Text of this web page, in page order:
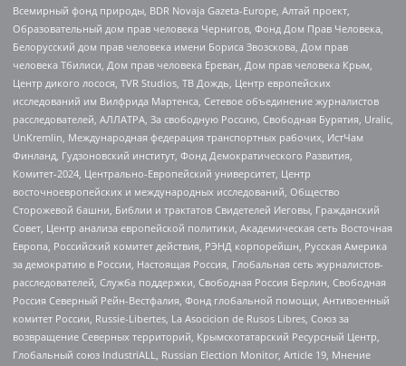
Всемирный фонд природы, BDR Novaja Gazeta-Europe, Алтай проект,
Образовательный дом прав человека Чернигов, Фонд Дом Прав Человека,
Белорусский дом прав человека имени Бориса Звозскова, Дом прав
человека Тбилиси, Дом прав человека Ереван, Дом прав человека Крым,
Центр дикого лосося, TVR Studios, ТВ Дождь, Центр европейских
исследований им Вилфрида Мартенса, Сетевое объединение журналистов
расследователей, АЛЛАТРА, За свободную Россию, Свободная Бурятия, Uralic,
UnKremlin, Международная федерация транспортных рабочих, ИстЧам
Финланд, Гудзоновский институт, Фонд Демократического Развития,
Комитет-2024, Центрально-Европейский университет, Центр
восточноевропейских и международных исследований, Общество
Сторожевой башни, Библии и трактатов Свидетелей Иеговы, Гражданский
Совет, Центр анализа европейской политики, Академическая сеть Восточная
Европа, Российский комитет действия, РЭНД корпорейшн, Русская Америка
за демократию в России, Настоящая Россия, Глобальная сеть журналистов-
расследователей, Служба поддержки, Свободная Россия Берлин, Свободная
Россия Северный Рейн-Вестфалия, Фонд глобальной помощи, Антивоенный
комитет России, Russie-Libertes, La Asocicion de Rusos Libres, Союз за
возвращение Северных территорий, Крымскотатарский Ресурсный Центр,
Глобальный союз IndustriALL, Russian Election Monitor, Article 19, Мнение